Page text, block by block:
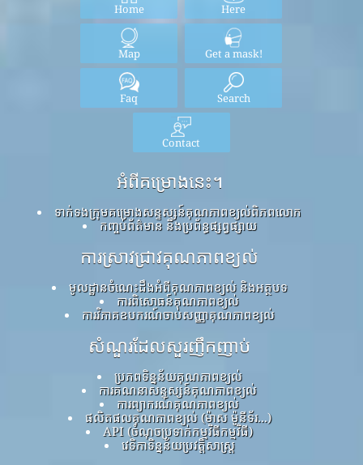
Home Here
Map Get a mask!
Faq Search
Contact
អំពីគម្រោងនេះ។
ទាក់ទងក្រុមគម្រោងសន្ទស្សន៍គុណភាពខ្យល់ពិភពលោក
កញ្ចប់ព័ត៌មាន និងប្រព័ន្ធផ្សព្វផ្សាយ
ការស្រាវជ្រាវគុណភាពខ្យល់
មូលដ្ឋានចំណេះដឹងអំពីគុណភាពខ្យល់ និងអត្ថបទ
ការពិសោធន៍គុណភាពខ្យល់
ការវិភាគឧបករណ៍ចាប់សញ្ញាគុណភាពខ្យល់
សំណួរដែលសួរញឹកញាប់
ប្រភពទិន្នន័យគុណភាពខ្យល់
ការគណនាសន្ទស្សន៍គុណភាពខ្យល់
ការព្យាករណ៍គុណភាពខ្យល់
ផលិតផលគុណភាពខ្យល់ (ម៉ាស ម៉ូនីទ័រ...)
API (ចំណុចប្រទាក់កម្មវិធីកម្មវិធី)
វេទិកាទិន្នន័យប្រវត្តិសាស្ត្រ